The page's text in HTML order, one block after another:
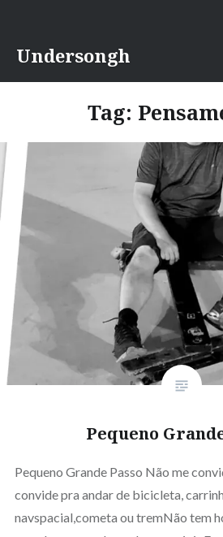
conteúdo
Undersongh
Tag:
Pequeno
Pequeno Grande Passo Não me
convide pra andar de bicicleta,
navspacial,cometa ou tremNão tem